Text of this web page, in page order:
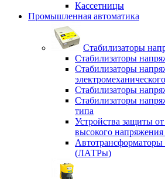
Кассетницы
Промышленная автоматика
Стабилизаторы
Стабилизаторы
Стабилизаторы
Стабилизаторы
Стабилизаторы
типа
Устройства защиты
высокого
Автотрансформаторы
(ЛАТРы)